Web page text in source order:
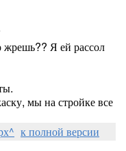
жрешь?? Я ей рассол
мы на стройке все
к полной версии